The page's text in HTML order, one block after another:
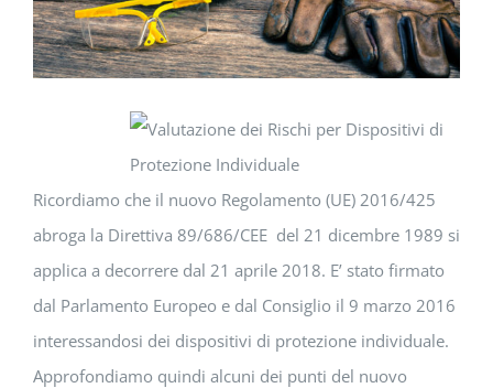
Ricordiamo che il nuovo Regolamento (UE) 2016/425
abroga la Direttiva 89/686/CEE del 21 dicembre 1989 si
applica a decorrere dal 21 aprile 2018. E’ stato firmato
dal Parlamento Europeo e dal Consiglio il 9 marzo 2016
interessandosi dei dispositivi di protezione individuale.
Approfondiamo quindi alcuni dei punti del nuovo